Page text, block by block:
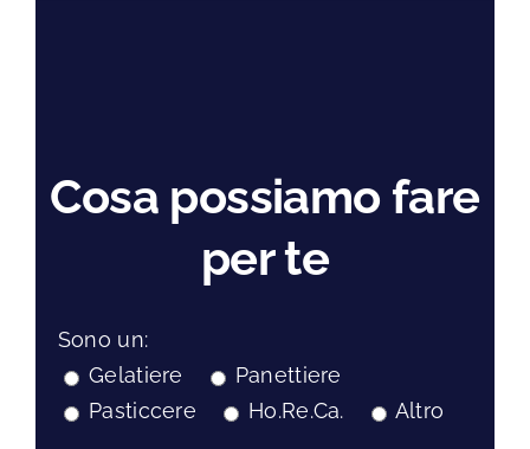
Cosa possiamo fare
per te
Sono un:
Gelatiere
Panettiere
Pasticcere
Ho.Re.Ca. Altro